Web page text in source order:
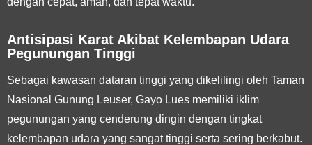
Antisipasi Karat Akibat Kelembapan Udara
Pegunungan Tinggi
Sebagai kawasan dataran tinggi yang dikelilingi oleh Taman
Nasional Gunung Leuser, Gayo Lues memiliki iklim
pegunungan yang cenderung dingin dengan tingkat
kelembapan udara yang sangat tinggi serta sering berkabut.